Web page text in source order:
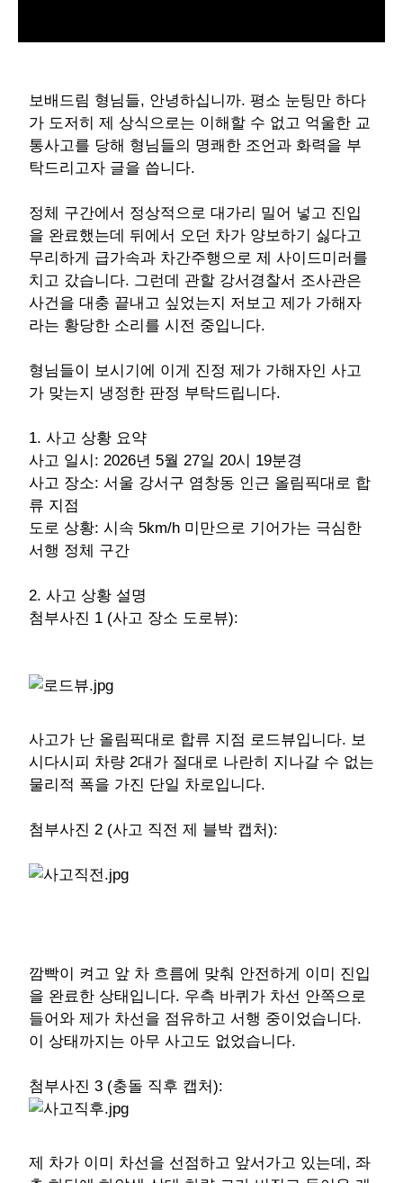
n
1
0
.
0
0
%
보배드림 형님들, 안녕하십니까. 평소 눈팅만 하다
가 도저히 제 상식으로는 이해할 수 없고 억울한 교
통사고를 당해 형님들의 명쾌한 조언과 화력을 부
탁드리고자 글을 씁니다.
정체 구간에서 정상적으로 대가리 밀어 넣고 진입
을 완료했는데 뒤에서 오던 차가 양보하기 싫다고
무리하게 급가속과 차간주행으로 제 사이드미러를
치고 갔습니다. 그런데 관할 강서경찰서 조사관은
사건을 대충 끝내고 싶었는지 저보고 제가 가해자
라는 황당한 소리를 시전 중입니다.
형님들이 보시기에 이게 진정 제가 가해자인 사고
가 맞는지 냉정한 판정 부탁드립니다.
1. 사고 상황 요약
사고 일시: 2026년 5월 27일 20시 19분경
사고 장소: 서울 강서구 염창동 인근 올림픽대로 합
류 지점
도로 상황: 시속 5km/h 미만으로 기어가는 극심한
서행 정체 구간
2. 사고 상황 설명
첨부사진 1 (사고 장소 도로뷰):
사고가 난 올림픽대로 합류 지점 로드뷰입니다. 보
시다시피 차량 2대가 절대로 나란히 지나갈 수 없는
물리적 폭을 가진 단일 차로입니다.
첨부사진 2 (사고 직전 제 블박 캡처):
깜빡이 켜고 앞 차 흐름에 맞춰 안전하게 이미 진입
을 완료한 상태입니다. 우측 바퀴가 차선 안쪽으로
들어와 제가 차선을 점유하고 서행 중이었습니다.
이 상태까지는 아무 사고도 없었습니다.
첨부사진 3 (충돌 직후 캡처):
제 차가 이미 차선을 선점하고 앞서가고 있는데, 좌